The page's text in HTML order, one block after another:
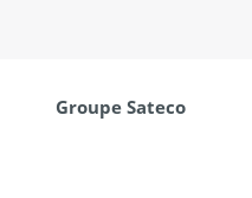
Groupe Sateco